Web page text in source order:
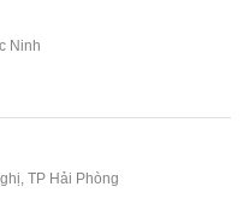
Ninh
TP Hải Phòng